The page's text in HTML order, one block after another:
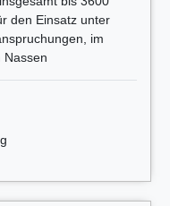
den Einsatz unter
im
Nassen